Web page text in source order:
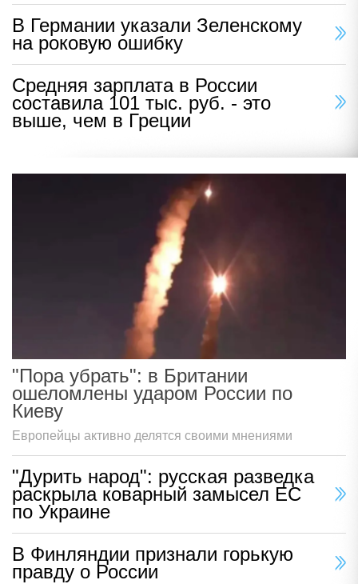
В Германии указали Зеленскому
на роковую ошибку
Средняя зарплата в России
составила 101 тыс. руб. - это
выше, чем в Греции
"Пора убрать": в Британии
ошеломлены ударом России по
Киеву
Европейцы активно делятся своими мнениями
"Дурить народ": русская разведка
раскрыла коварный замысел ЕС
по Украине
В Финляндии признали горькую
правду о России